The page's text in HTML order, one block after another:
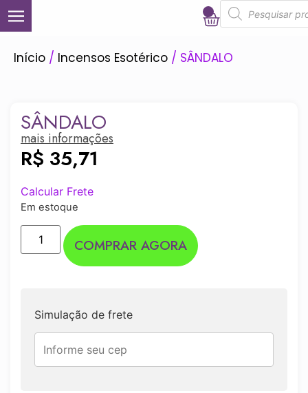
Início / Incensos Esotérico / SÂNDALO
SÂNDALO
mais informações
R$ 35,71
Calcular Frete
Em estoque
COMPRAR AGORA
Simulação de frete